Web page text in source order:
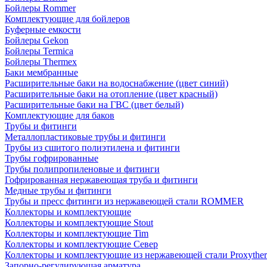
Бойлеры Rommer
Комплектующие для бойлеров
Буферные емкости
Бойлеры Gekon
Бойлеры Termica
Бойлеры Thermex
Баки мембранные
Расширительные баки на водоснабжение (цвет синий)
Расширительные баки на отопление (цвет красный)
Расширительные баки на ГВС (цвет белый)
Комплектующие для баков
Трубы и фитинги
Металлопластиковые трубы и фитинги
Трубы из сшитого полиэтилена и фитинги
Трубы гофрированные
Трубы полипропиленовые и фитинги
Гофрированная нержавеющая труба и фитинги
Медные трубы и фитинги
Трубы и пресс фитинги из нержавеющей стали ROMMER
Коллекторы и комплектующие
Коллекторы и комплектующие Stout
Коллекторы и комплектующие Tim
Коллекторы и комплектующие Север
Коллекторы и комплектующие из нержавеющей стали